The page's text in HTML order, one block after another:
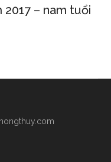
2017 – nam tuổi